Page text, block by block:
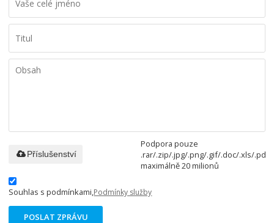
Podpora pouze
.rar/.zip/.jpg/.png/.gif/.doc/.xls/.pdf,
maximálně 20 milionů
Příslušenství
Souhlas s podmínkami,Podmínky služby
POSLAT ZPRÁVU